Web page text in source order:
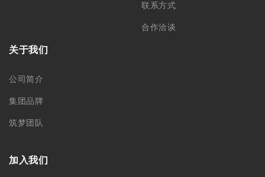
联系方式
合作洽谈
关于我们
公司简介
集团品牌
筑梦团队
加入我们